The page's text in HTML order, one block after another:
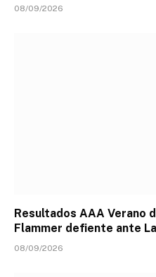
08/09/2026
Resultados AAA Verano
Flammer defiente ante
08/09/2026